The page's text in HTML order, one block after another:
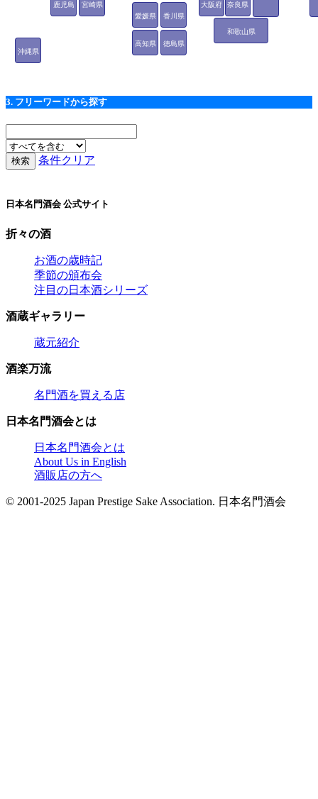
大阪府 奈良県
和歌山県
徳島県
香川県
愛媛県
高知県
宮崎県
鹿児島
沖縄県
3. フリーワードから探す
条件クリア
日本名門酒会 公式サイト
折々の酒
お酒の歳時記
季節の頒布会
注目の日本酒シリーズ
酒蔵ギャラリー
蔵元紹介
酒楽万流
名門酒を買える店
日本名門酒会とは
日本名門酒会とは
About Us in English
酒販店の方へ
© 2001-2025 Japan Prestige Sake Association. 日本名門酒会